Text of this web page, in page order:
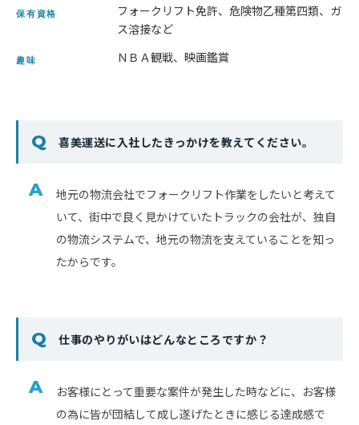
保有資格
フォークリフト免許、危険物乙種第四類、ガ
ス溶接など
趣味 ＮＢＡ観戦、映画鑑賞
喜美運送に入社したきっかけを教えてください。
地元の物流会社でフォークリフト作業をしたいと考えて
いて、街中で良く見かけていたトラックの会社が、独自
の物流システムで、地元の物流を支えていることを知っ
たからです。
仕事のやりがいはどんなところですか？
お客様にとって重要な案件が発生した時などに、お客様
の為に皆が団結して成し遂げたときに感じる達成感で